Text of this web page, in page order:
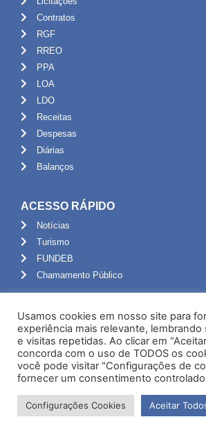
Contratos
RGF
RREO
PPA
LOA
LDO
Receitas
Despesas
Diárias
Balanços
ACESSO RÁPIDO
Notícias
Turismo
FUNDEB
Chamamento Público
Portal do Servidor
Webmail
Administração
Usamos cookies em nosso site para
experiência mais relevante, lembrando
e visitas repetidas. Ao clicar em
concorda com o uso de TODOS os
você pode visitar "Configurações de
fornecer um consentimento
Configurações Cookies Aceitar